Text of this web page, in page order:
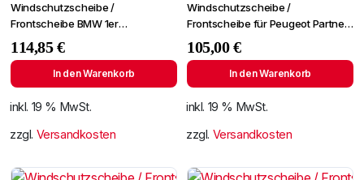
Windschutzscheibe /
Frontscheibe BMW 1er
E81/E82/E87/E88 04-
+Spiegelhalter
114,85€
In den Warenkorb
inkl. 19 % MwSt.
zzgl. Versandkosten
Windschutzscheibe /
Frontscheibe für Peugeot Partner
ab 1996
105,00€
In den Warenkorb
inkl. 19 % MwSt.
zzgl. Versandkosten